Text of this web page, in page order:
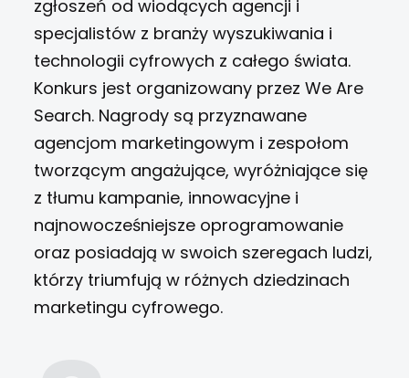
zgłoszeń od wiodących agencji i
specjalistów z branży wyszukiwania i
technologii cyfrowych z całego świata.
Konkurs jest organizowany przez We Are
Search. Nagrody są przyznawane
agencjom marketingowym i zespołom
tworzącym angażujące, wyróżniające się
z tłumu kampanie, innowacyjne i
najnowocześniejsze oprogramowanie
oraz posiadają w swoich szeregach ludzi,
którzy triumfują w różnych dziedzinach
marketingu cyfrowego.